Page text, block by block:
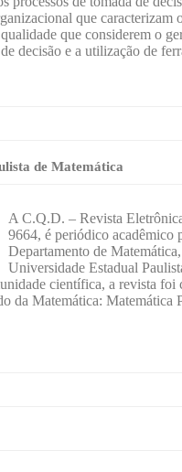
que caracterizam
que considerem o
decisão e a utilização de
de Matemática
A C.Q.D. – Revista
9664, é periódico acadêmico
Departamento de
Universidade Estadual
científica, a revista
da Matemática: Matemática